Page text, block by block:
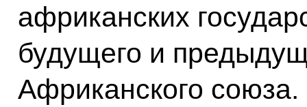
африканских
будущего и
Африканского союза.